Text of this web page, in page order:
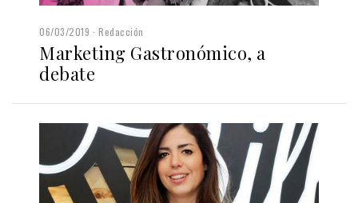
06/03/2019 Redacción
Marketing Gastronómico, a
debate